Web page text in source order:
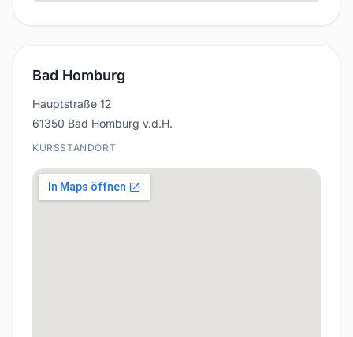
Bad Homburg
Hauptstraße 12
61350 Bad Homburg v.d.H.
KURSSTANDORT